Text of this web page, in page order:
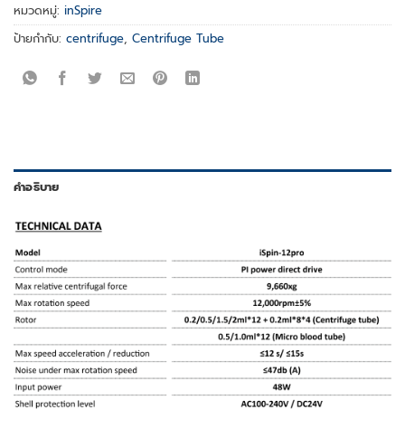
หมวดหมู่: inSpire
ป้ายกำกับ: centrifuge, Centrifuge Tube
คำอธิบาย